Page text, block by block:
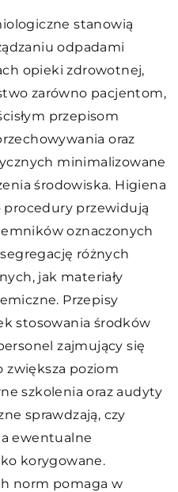
stanowią
odpadami
opieki zdrowotnej,
zarówno pacjentom,
przepisom
oraz
minimalizowane
środowiska. Higiena
przewidują
oznaczonych
różnych
jak materiały
Przepisy
stosowania środków
zajmujący się
zwiększa poziom
szkolenia oraz audyty
sprawdzają, czy
ewentualne
korygowane.
norm pomaga w